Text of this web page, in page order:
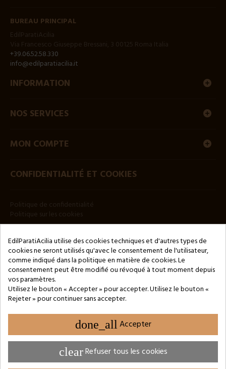
BUREAU PRINCIPAL
+39.06.52.58.330
info@edilparatiacilia.it
INFORMATION
NOS SERVICES
MON COMPTE
CONFIDENTIALITÉ ET COOKIES
Copyright © 2024 by 3Enne s.r.l.s. P.IVA/C.F.: 13466181008
Numéro d'enregistrement REA : RM-1449325 - Registre du
Commerce de Rome
Website Developed by M.Borzacchini - TestSide
EdilParatiAcilia utilise des cookies techniques et d'autres types de
cookies ne seront utilisés qu'avec le consentement de l'utilisateur,
comme indiqué dans la politique en matière de cookies. Le
consentement peut être modifié ou révoqué à tout moment depuis
vos paramètres.
Utilisez le bouton « Accepter » pour accepter. Utilisez le bouton «
Rejeter » pour continuer sans accepter.
done_all Accepter
clearRefuser tous les cookies